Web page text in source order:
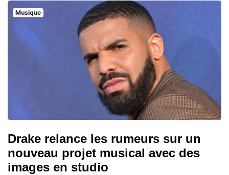
Musique
Drake relance les rumeurs sur un
nouveau projet musical avec des
images en studio